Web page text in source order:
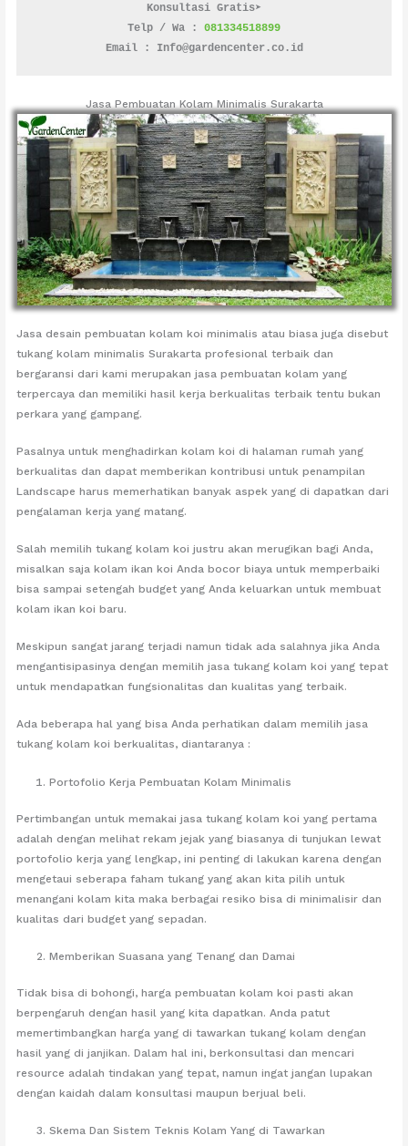
Konsultasi Gratis➤
Telp / Wa : 081334518899
Email : Info@gardencenter.co.id
Jasa Pembuatan Kolam Minimalis Surakarta
Jasa desain pembuatan kolam koi minimalis atau biasa juga disebut
tukang kolam minimalis Surakarta profesional terbaik dan
bergaransi dari kami merupakan jasa pembuatan kolam yang
terpercaya dan memiliki hasil kerja berkualitas terbaik tentu bukan
perkara yang gampang.
Pasalnya untuk menghadirkan kolam koi di halaman rumah yang
berkualitas dan dapat memberikan kontribusi untuk penampilan
Landscape harus memerhatikan banyak aspek yang di dapatkan dari
pengalaman kerja yang matang.
Salah memilih tukang kolam koi justru akan merugikan bagi Anda,
misalkan saja kolam ikan koi Anda bocor biaya untuk memperbaiki
bisa sampai setengah budget yang Anda keluarkan untuk membuat
kolam ikan koi baru.
Meskipun sangat jarang terjadi namun tidak ada salahnya jika Anda
mengantisipasinya dengan memilih jasa tukang kolam koi yang tepat
untuk mendapatkan fungsionalitas dan kualitas yang terbaik.
Ada beberapa hal yang bisa Anda perhatikan dalam memilih jasa
tukang kolam koi berkualitas, diantaranya :
Portofolio Kerja Pembuatan Kolam Minimalis
Pertimbangan untuk memakai jasa tukang kolam koi yang pertama
adalah dengan melihat rekam jejak yang biasanya di tunjukan lewat
portofolio kerja yang lengkap, ini penting di lakukan karena dengan
mengetaui seberapa faham tukang yang akan kita pilih untuk
menangani kolam kita maka berbagai resiko bisa di minimalisir dan
kualitas dari budget yang sepadan.
Memberikan Suasana yang Tenang dan Damai
Tidak bisa di bohongi, harga pembuatan kolam koi pasti akan
berpengaruh dengan hasil yang kita dapatkan. Anda patut
memertimbangkan harga yang di tawarkan tukang kolam dengan
hasil yang di janjikan. Dalam hal ini, berkonsultasi dan mencari
resource adalah tindakan yang tepat, namun ingat jangan lupakan
dengan kaidah dalam konsultasi maupun berjual beli.
Skema Dan Sistem Teknis Kolam Yang di Tawarkan